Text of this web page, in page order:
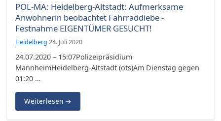
POL-MA: Heidelberg-Altstadt: Aufmerksame
Anwohnerin beobachtet Fahrraddiebe -
Festnahme EIGENTÜMER GESUCHT!
Heidelberg 24. Juli 2020
24.07.2020 – 15:07Polizeipräsidium
MannheimHeidelberg-Altstadt (ots)Am Dienstag gegen
01:20 …
Weiterlesen →